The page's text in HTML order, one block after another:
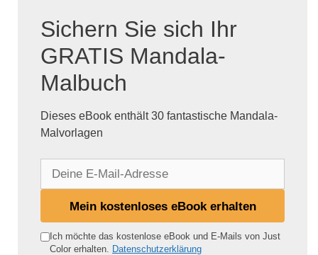
Sichern Sie sich Ihr
GRATIS Mandala-
Malbuch
Dieses eBook enthält 30 fantastische Mandala-
Malvorlagen
e
Mein kostenloses eBook erhalten
Ich möchte das kostenlose eBook und E-Mails von Just
Color erhalten.
Datenschutzerklärung